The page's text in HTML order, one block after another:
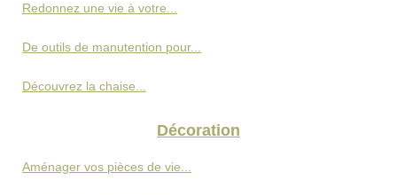
Redonnez une vie à votre...
De outils de manutention pour...
Découvrez la chaise...
Décoration
Aménager vos pièces de vie...